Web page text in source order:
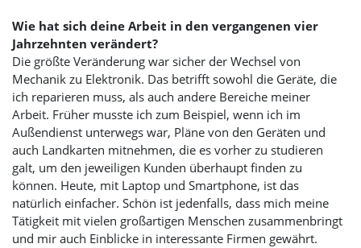
Wie hat sich deine Arbeit in den vergangenen vier
Jahrzehnten verändert?
Die größte Veränderung war sicher der Wechsel von
Mechanik zu Elektronik. Das betrifft sowohl die Geräte, die
ich reparieren muss, als auch andere Bereiche meiner
Arbeit. Früher musste ich zum Beispiel, wenn ich im
Außendienst unterwegs war, Pläne von den Geräten und
auch Landkarten mitnehmen, die es vorher zu studieren
galt, um den jeweiligen Kunden überhaupt finden zu
können. Heute, mit Laptop und Smartphone, ist das
natürlich einfacher. Schön ist jedenfalls, dass mich meine
Tätigkeit mit vielen großartigen Menschen zusammenbringt
und mir auch Einblicke in interessante Firmen gewährt.